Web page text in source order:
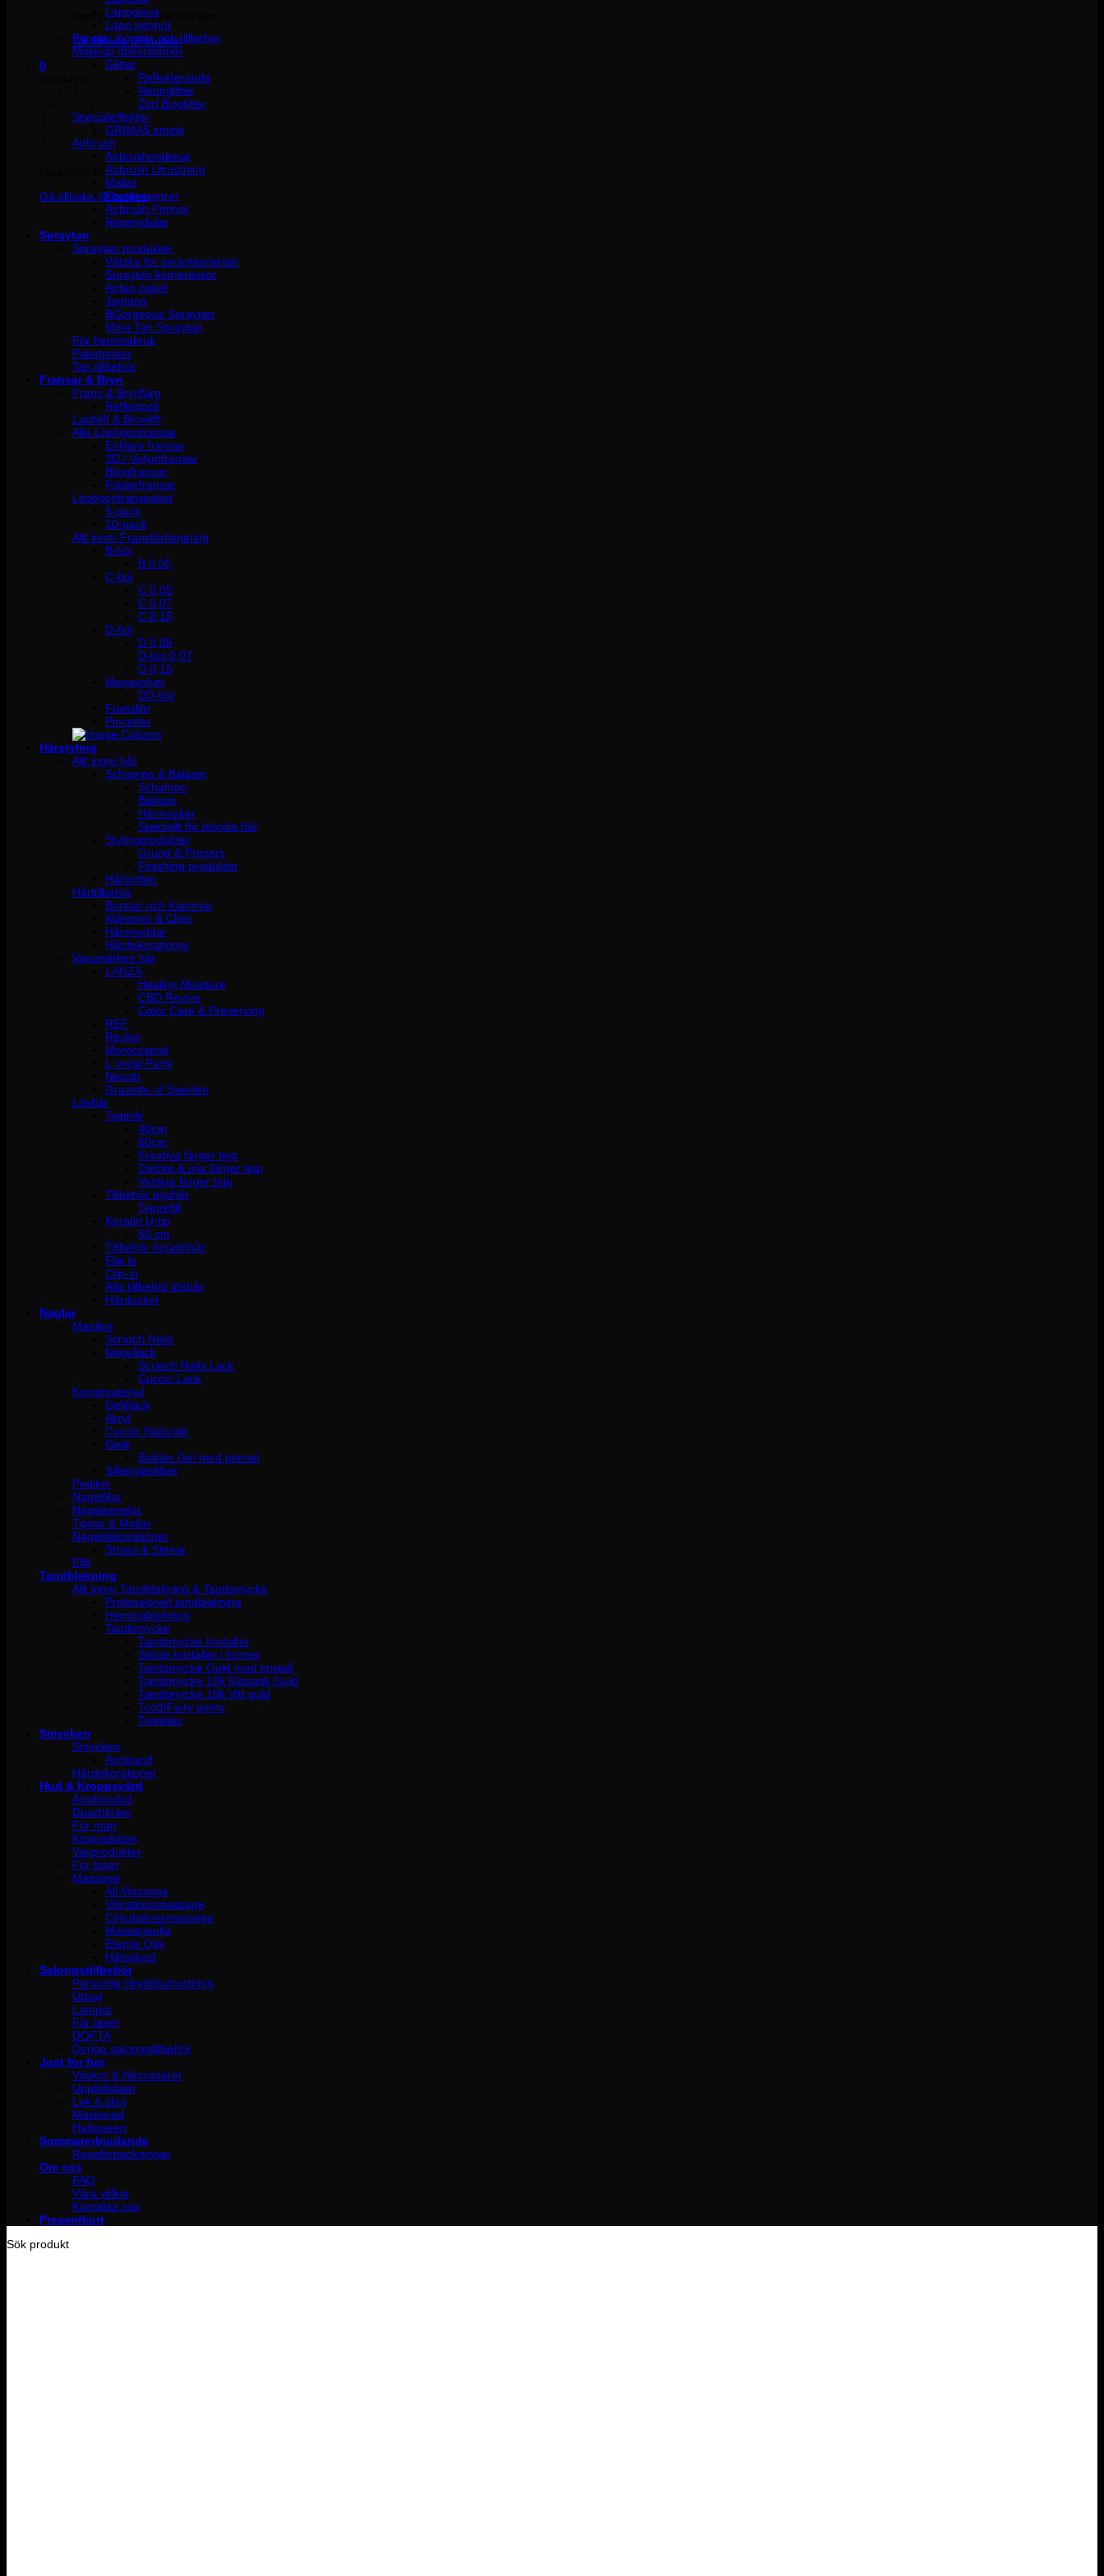
Inga produkter i varukorgen.
Gå tillbaka till butiken
0
Inga produkter i varukorgen.
Gå tillbaka till butiken
Läppglans
Läpp pennor
Penslar, borstar och tillbehör
Makeup dekorationer
Glitter
Reflekterande
Neonglitter
Ztirl Bioglitter
Specialeffekter
GRIMAS smink
Airbrush
Airbrushmakeup
Airbrush Utrustning
Mallar
Kompressorer
Airbrush Pennor
Reservdelar
Spraytan
Spraytan produkter
Vätska för spraytan/airtan
Spraytan kompressor
Airtan paket
Jantana
BGorgeous Spraytan
Mine Tan Spraytan
För hemmabruk
Paketpriser
Tan tillbehör
Fransar & Bryn
Frans & Brynfärg
Reflectocil
Lashlift & Browlift
Alla Lösögonfransar
Enklare fransar
3D / Volymfransar
Blingfransar
Fjäderfransar
Lösögonfranspaket
5-pack
10-pack
Allt inom Fransförlängning
B-böj
B 0.05
C-böj
C 0,05
C 0,07
C 0,15
D-böj
D 0,05
D-böj 0,07
D 0,15
Megavolym
DD-böj
Franslim
Pincetter
Hårstyling
Allt inom hår
Schampo & Balsam
Schampo
Balsam
Hårmasker
Speciellt för blonda hår
Stylingprodukter
Grund & Primers
Finishing produkter
Hårbotten
Hårtillbehör
Borstar och Kammar
Klämmor & Clips
Hårsnoddar
Hårdekorationer
Varumärken hår
LANZA
Healing Moisture
CBD Revive
Color Care & Preserving
REF
Revlon
Moroccanoil
L´oréal Paris
Neccin
Grazette of Sweden
Löshår
Tejphår
40cm
60cm
Kreativa färger tejp
Ombre & mix färger tejp
Vanliga färger tejp
Tillbehör tejphår
Tejprefill
Keratin U-tip
50 cm
Tillbehör keratinhår
Flip in
Clip-in
Alla tillbehör löshår
Hårdockor
Naglar
Manikyr
Scratch Nails
Nagellack
Scratch Nails Lack
Cuccio Lack
Konstmaterial
Gelélack
Akryl
Cuccio Naturale
Gelé
Builder Gel med pensel
Silke/glasfiber
Pedikyr
Nagelfilar
Nagelpenslar
Tippar & Mallar
Nageldekorationer
Strass & Stenar
Elfil
Tandblekning
Allt inom Tandblekning & Tandsmycke
Professionell tandblekning
Hemmablekning
Tandsmycke
Tandsmycke kristaller
Större kristaller i former
Tandsmycke Guld med kristall
Tandsmycke 18k Klassisk Guld
Tandsmycke 18k Vitt guld
ToothFairy gems
Twinkles
Smycken
Smycken
Armband
Hårdekorationer
Hud & Kroppsvård
Ansiktsvård
Duschkräm
För män
Kroppslotion
Vaxprodukter
För laser
Massage
All Massage
Vibrationsmassage
Cirkulationsmassage
Massageolja
Eterisk Olja
Hälsokost
Salongstillbehör
Personlig Skyddsutrustning
Utsug
Lampor
För laser
DOFTA
Övriga salongstillbehör
Just for fun
Väskor & Neccesärer
Uppblåsbart
Lek & skoj
Maskerad
Halloween
Sommarerbjudande
Reseförpackningar
Om oss
FAQ
Våra villkor
Kontakta oss
Presentkort
Sök produkt